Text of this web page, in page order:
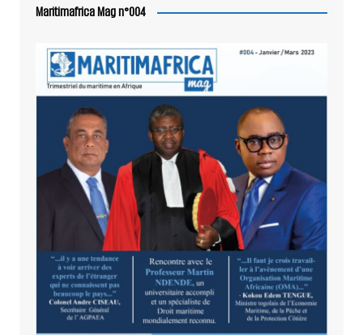
Maritimafrica Mag n°004